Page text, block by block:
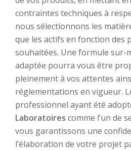
contraintes techniques à
nous sélectionnons les
que les actifs en fonction des
souhaitées. Une formule sur-
adaptée pourra vous être
pleinement à vos attentes
réglementations en vigueur.
professionnel ayant été
Laboratoires comme l’un de
vous garantissons une
l’élaboration de votre projet